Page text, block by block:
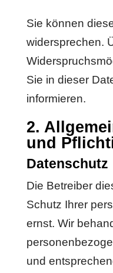
Sie können
widersprechen.
Sie in dieser
informieren.
2.
und
Datenschutz
Die Betreiber
Schutz Ihrer
ernst. Wir
und